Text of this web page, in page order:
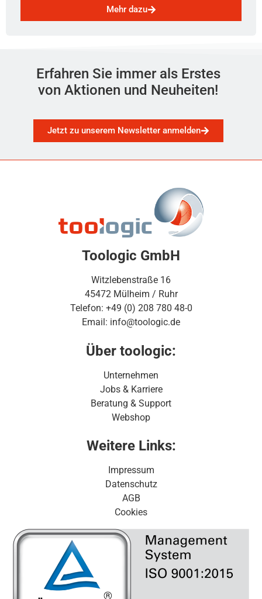
Mehr dazu
Erfahren Sie immer als Erstes
von Aktionen und Neuheiten!
Jetzt zu unserem Newsletter anmelden
Toologic GmbH
Witzlebenstraße 16
45472 Mülheim / Ruhr
Telefon: +49 (0) 208 780 48-0
Email: info@toologic.de
Über toologic:
Unternehmen
Jobs & Karriere
Beratung & Support
Webshop
Weitere Links:
Impressum
Datenschutz
AGB
Cookies